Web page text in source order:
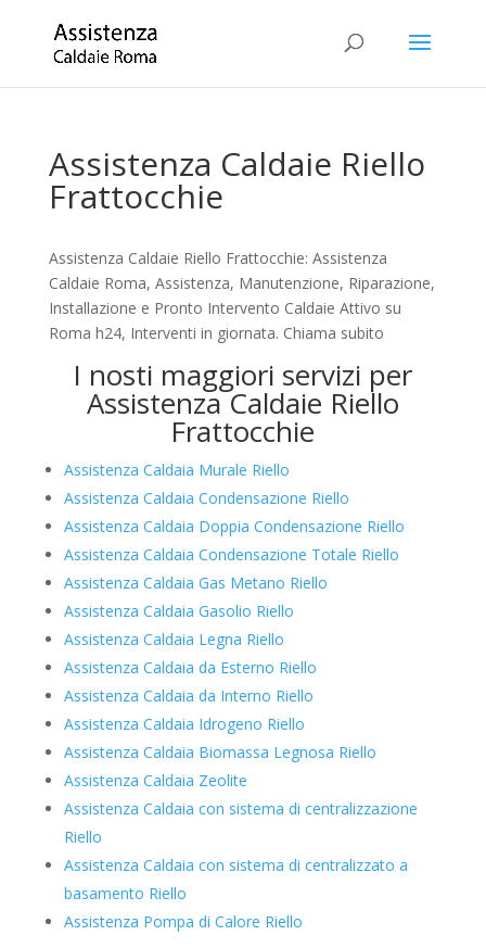
Assistenza Caldaie Riello
Frattocchie
Assistenza Caldaie Riello Frattocchie: Assistenza
Caldaie Roma, Assistenza, Manutenzione, Riparazione,
Installazione e Pronto Intervento Caldaie Attivo su
Roma h24, Interventi in giornata. Chiama subito
I nosti maggiori servizi per
Assistenza Caldaie Riello
Frattocchie
Assistenza Caldaia Murale Riello
Assistenza Caldaia Condensazione Riello
Assistenza Caldaia Doppia Condensazione Riello
Assistenza Caldaia Condensazione Totale Riello
Assistenza Caldaia Gas Metano Riello
Assistenza Caldaia Gasolio Riello
Assistenza Caldaia Legna Riello
Assistenza Caldaia da Esterno Riello
Assistenza Caldaia da Interno Riello
Assistenza Caldaia Idrogeno Riello
Assistenza Caldaia Biomassa Legnosa Riello
Assistenza Caldaia Zeolite
Assistenza Caldaia con sistema di centralizzazione
Riello
Assistenza Caldaia con sistema di centralizzato a
basamento Riello
Assistenza Pompa di Calore Riello